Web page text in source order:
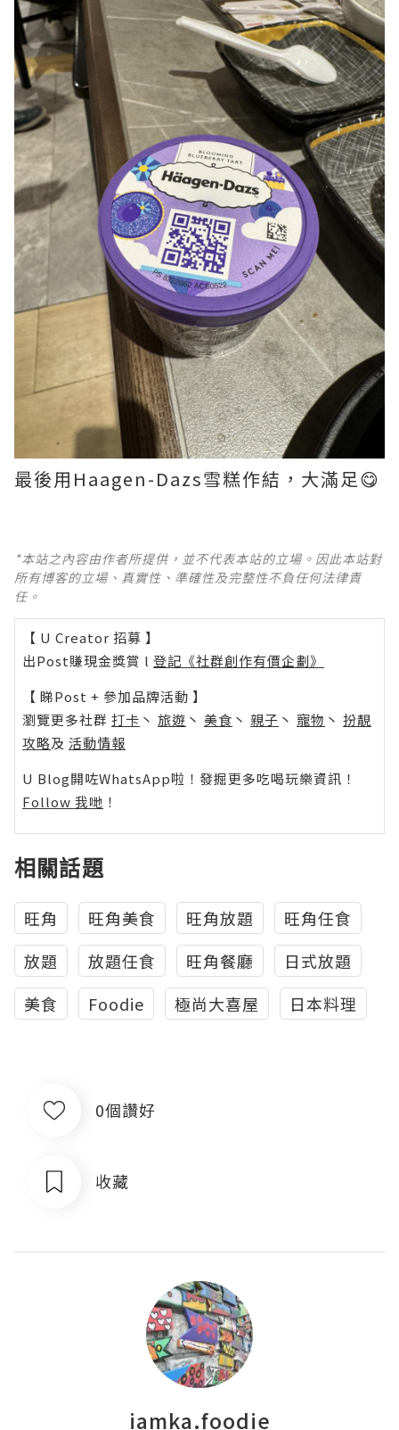
最後用Haagen-Dazs雪糕作結，大滿足😋
*本站之內容由作者所提供，並不代表本站的立場。因此本站對
所有博客的立場、真實性、準確性及完整性不負任何法律責
任。
【 U Creator 招募 】
出Post賺現金獎賞 l 登記《社群創作有價企劃》
【 睇Post + 參加品牌活動 】
瀏覽更多社群 打卡 丶 旅遊 丶 美食 丶 親子 丶 寵物 丶 扮靚
攻略及 活動情報
U Blog開咗WhatsApp啦！發掘更多吃喝玩樂資訊！
Follow 我哋 ！
相關話題
旺角 旺角美食 旺角放題
旺角任食
放題
放題任食 旺角餐廳
日式放題
美食
Foodie 極尚大喜屋 日本料理
0個讚好
收藏
iamka.foodie